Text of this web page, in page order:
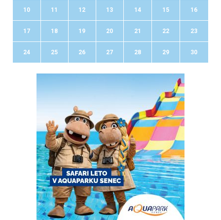
10 11 12 13 14 15 16
17 18 19 20 21 22 23
24 25 26 27 28 29 30